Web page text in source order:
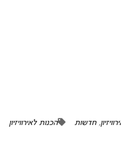
,חדשות הכנות לאירוויזיון